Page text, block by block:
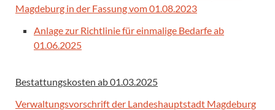
Magdeburg in der Fassung vom 01.08.2023
Anlage zur Richtlinie für einmalige Bedarfe ab
01.06.2025
Bestattungskosten ab 01.03.2025
Verwaltungsvorschrift der Landeshauptstadt Magdeburg